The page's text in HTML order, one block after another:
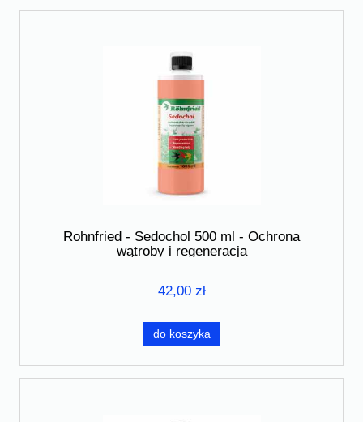
Rohnfried - Sedochol 500 ml - Ochrona
wątroby i regeneracja
42,00 zł
do koszyka